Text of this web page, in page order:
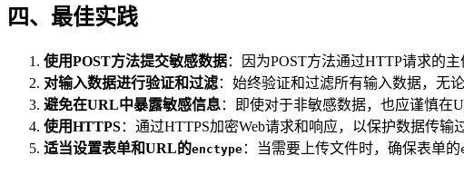
四、最佳实践
使用POST方法提交敏感数据：因为POST方法通过HTTP请求的
对输入数据进行验证和过滤：始终验证和过滤所有输入数据，无
避免在URL中暴露敏感信息：即使对于非敏感数据，也应谨慎在
使用HTTPS：通过HTTPS加密Web请求和响应，以保护数据传输
适当设置表单和URL的enctype ：当需要上传文件时，确保表单的